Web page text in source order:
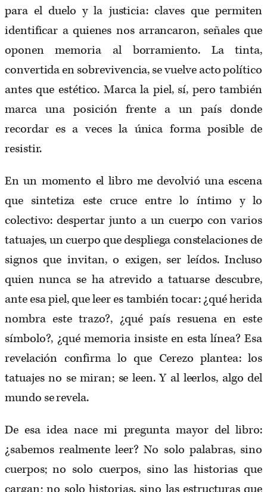
para el duelo y la justicia: claves que permiten
identificar a quienes nos arrancaron, señales que
oponen memoria al borramiento. La tinta,
convertida en sobrevivencia, se vuelve acto político
antes que estético. Marca la piel, sí, pero también
marca una posición frente a un país donde
recordar es a veces la única forma posible de
resistir.
En un momento el libro me devolvió una escena
que sintetiza este cruce entre lo íntimo y lo
colectivo: despertar junto a un cuerpo con varios
tatuajes, un cuerpo que despliega constelaciones de
signos que invitan, o exigen, ser leídos. Incluso
quien nunca se ha atrevido a tatuarse descubre,
ante esa piel, que leer es también tocar: ¿qué herida
nombra este trazo?, ¿qué país resuena en este
símbolo?, ¿qué memoria insiste en esta línea? Esa
revelación confirma lo que Cerezo plantea: los
tatuajes no se miran; se leen. Y al leerlos, algo del
mundo se revela.
De esa idea nace mi pregunta mayor del libro:
¿sabemos realmente leer? No solo palabras, sino
cuerpos; no solo cuerpos, sino las historias que